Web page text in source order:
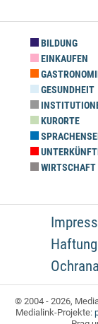
BILDUNG
EINKAUFEN
GESUNDHEIT
KURORTE
WIRTSCHAFT
© 2004 - 2026,
Medialink-Projekte: